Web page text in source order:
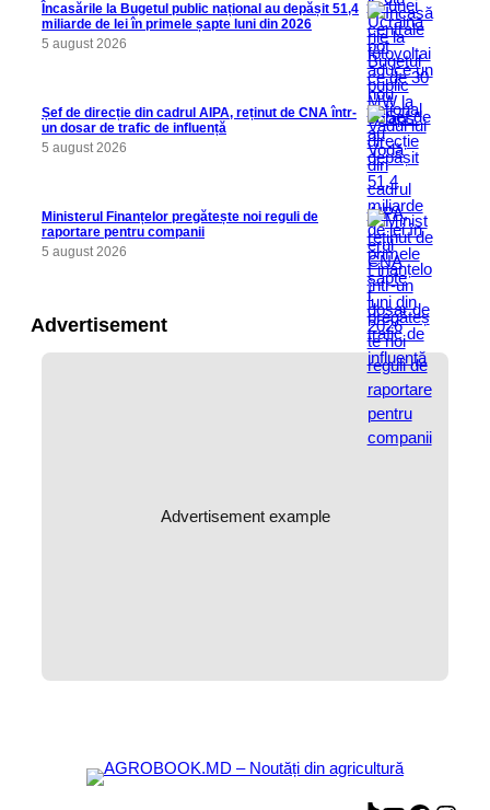
Încasările la Bugetul public național au depășit 51,4
miliarde de lei în primele șapte luni din 2026
5 august 2026
Șef de direcție din cadrul AIPA, reținut de CNA într-
un dosar de trafic de influență
5 august 2026
Ministerul Finanțelor pregătește noi reguli de
raportare pentru companii
5 august 2026
Advertisement
Advertisement example